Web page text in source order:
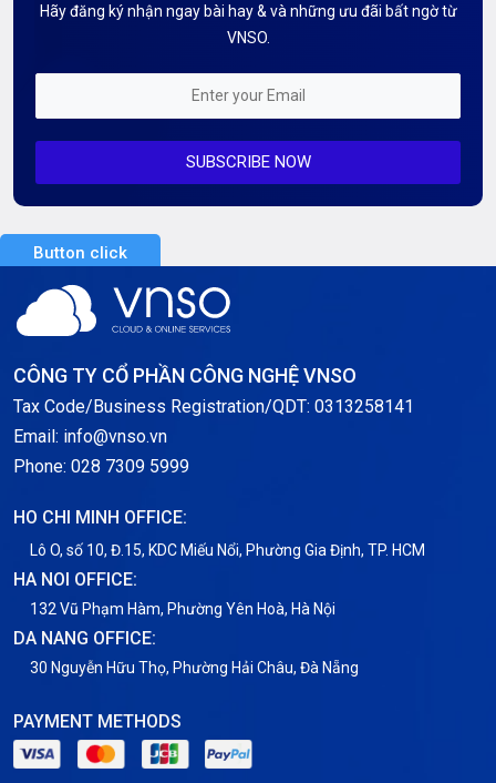
Kiến thức AI
Mỗi tuần 01 Server
Server Dedicated (Máy chủ riêng)
Server GPU
Server Windows
Notification
Thông tin chung
Tin tức
VNPT
Hãy đăng ký nhận ngay bài hay & và những ưu đãi bất ngờ từ
VNSO.
SUBSCRIBE NOW
Button click
CÔNG TY CỔ PHẦN CÔNG NGHỆ VNSO
Tax Code/Business Registration/QDT: 0313258141
Email: info@vnso.vn
Phone: 028 7309 5999
HO CHI MINH OFFICE:
Lô O, số 10, Đ.15, KDC Miếu Nổi, Phường Gia Định, TP. HCM
HA NOI OFFICE:
132 Vũ Phạm Hàm, Phường Yên Hoà, Hà Nội
DA NANG OFFICE:
30 Nguyễn Hữu Thọ, Phường Hải Châu, Đà Nẵng
PAYMENT METHODS